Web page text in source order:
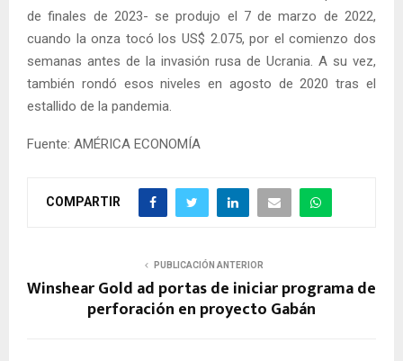
de finales de 2023- se produjo el 7 de marzo de 2022,
cuando la onza tocó los US$ 2.075, por el comienzo dos
semanas antes de la invasión rusa de Ucrania. A su vez,
también rondó esos niveles en agosto de 2020 tras el
estallido de la pandemia.
Fuente: AMÉRICA ECONOMÍA
COMPARTIR
PUBLICACIÓN ANTERIOR
Winshear Gold ad portas de iniciar programa de
perforación en proyecto Gabán